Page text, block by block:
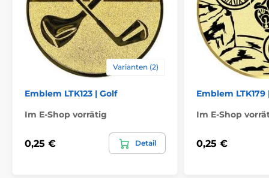
Varianten (2)
Emblem LTK123 | Golf
Im E-Shop vorrätig
0,25 € Detail
Emblem
Im E-Shop
0,25 €